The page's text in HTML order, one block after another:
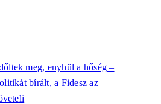
meg, enyhül a hőség –
bírált, a Fidesz az